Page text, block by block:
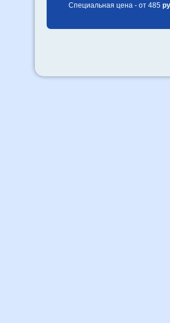
Специальная цена - от 485